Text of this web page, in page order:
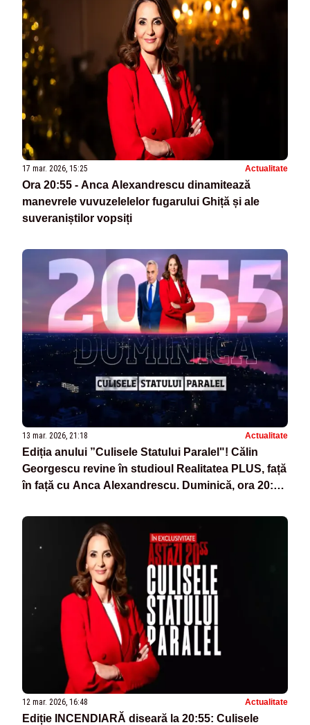
17 mar. 2026, 15:25 Actualitate
Ora 20:55 - Anca Alexandrescu dinamitează
manevrele vuvuzelelelor fugarului Ghiță și ale
suveraniștilor vopsiți
13 mar. 2026, 21:18 Actualitate
Ediția anului ”Culisele Statului Paralel"! Călin
Georgescu revine în studioul Realitatea PLUS, față
în față cu Anca Alexandrescu. Duminică, ora 20:55
12 mar. 2026, 16:48 Actualitate
Ediție INCENDIARĂ diseară la 20:55: Culisele